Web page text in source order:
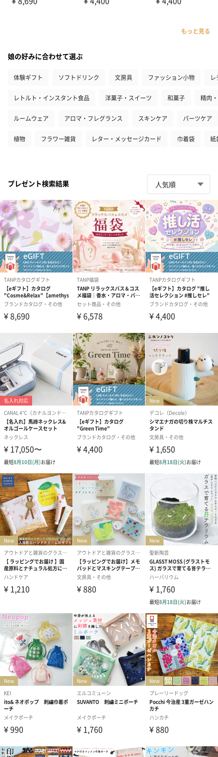
もっと見る
娘の好みに合わせて選ぶ
体験ギフト ソフトドリンク 文房具 ファッション小物
レトルト・インスタント食品 洋菓子・スイーツ 和菓子 精肉
ルームウェア アロマ・フレグランス スキンケア パーツケア
植物 フラワー雑貨 レター・メッセージカード 巾着袋 紙
プレゼント検索結果